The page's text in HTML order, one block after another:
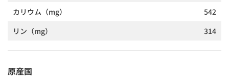
カリウム （mg）
542
リン （mg） 314
原産国